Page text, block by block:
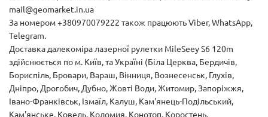
mail@geomarket.in.ua
За номером +380970079222 також працюють Viber, WhatsApp,
Telegram.
Доставка далекоміра лазерної рулетки MileSeey S6 120m
здійснюється по м. Київ, та Україні (Біла Церква, Бердичів,
Бориспіль, Бровари, Вараш, Вінниця, Вознесенськ, Глухів,
Дніпро, Дрогобич, Дубно, Жовті Води, Житомир, Запоріжжя,
Івано-Франківськ, Ізмаїл, Калуш, Кам'янець-Подільський,
Кам'янське, Ковель, Коломия, Конотоп, Коростень,